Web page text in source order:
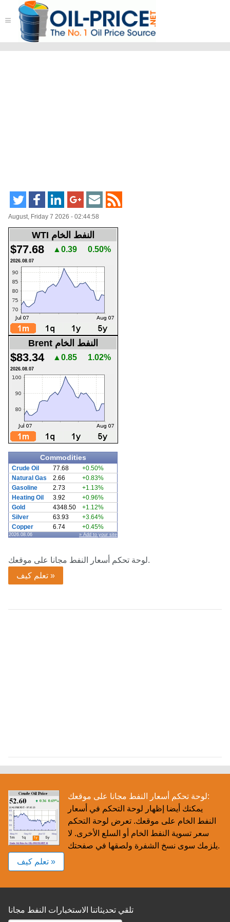
≡
August, Friday 7 2026 - 02:44:58
WTI النفط الخام
$77.68 ▲0.39 0.50%
2026.08.07
Brent النفط الخام
$83.34 ▲0.85 1.02%
2026.08.07
Commodities
Crude Oil 77.68
+0.50%
Natural Gas
2.66
+0.83%
Gasoline
2.73
+1.13%
Heating Oil
3.92
+0.96%
Gold
4348.50
+1.12%
Silver
63.93
+3.64%
Copper
6.74 +0.45%
2026.08.06 » Add to your site
لوحة تحكم أسعار النفط مجانا على موقعك.
تعلم كيف »
لوحة تحكم أسعار النفط مجانا على موقعك:
يمكنك أيضا إظهار لوحة التحكم في أسعار
النفط الخام على موقعك. تعرض لوحة التحكم
سعر تسوية النفط الخام أو السلع الأخرى. لا
يلزمك سوى نسخ الشفرة ولصقها في صفحتك.
تعلم كيف »
تلقي تحديثاتنا الاستخبارات النفط مجانا